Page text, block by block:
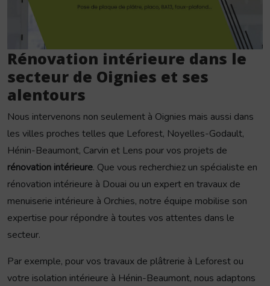
Rénovation intérieure dans le
secteur de Oignies et ses
alentours
Nous intervenons non seulement à Oignies mais aussi dans
les villes proches telles que Leforest, Noyelles-Godault,
Hénin-Beaumont, Carvin et Lens pour vos projets de
rénovation intérieure. Que vous recherchiez un spécialiste en
rénovation intérieure à Douai ou un expert en travaux de
menuiserie intérieure à Orchies, notre équipe mobilise son
expertise pour répondre à toutes vos attentes dans le
secteur.
Par exemple, pour vos travaux de plâtrerie à Leforest ou
votre isolation intérieure à Hénin-Beaumont, nous adaptons